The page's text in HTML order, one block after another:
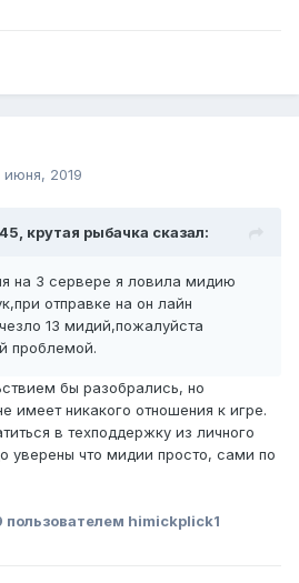
июня, 2019
крутая рыбачка сказал:
на 3 сервере я ловила мидию
отправке на он лайн
13 мидий,пожалуйста
проблемой.
бы разобрались, но
имеет никакого отношения к игре.
в техподдержку из личного
уверены что мидии просто, сами по
пользователем himickplick1